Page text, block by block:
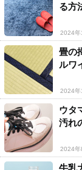
る方
2024年
畳の
ルワ
2024年
ウタ
汚れ
2024年
牛乳